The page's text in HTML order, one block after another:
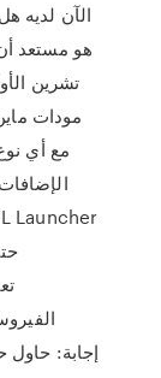
مودات
مع أي
إجابة: حاول